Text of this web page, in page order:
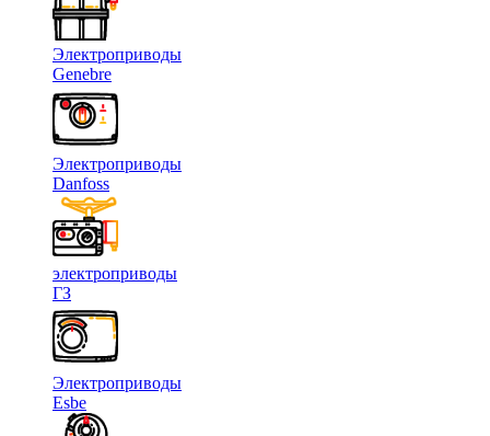
Электроприводы
Genebre
Электроприводы
Danfoss
электроприводы
ГЗ
Электроприводы
Esbe